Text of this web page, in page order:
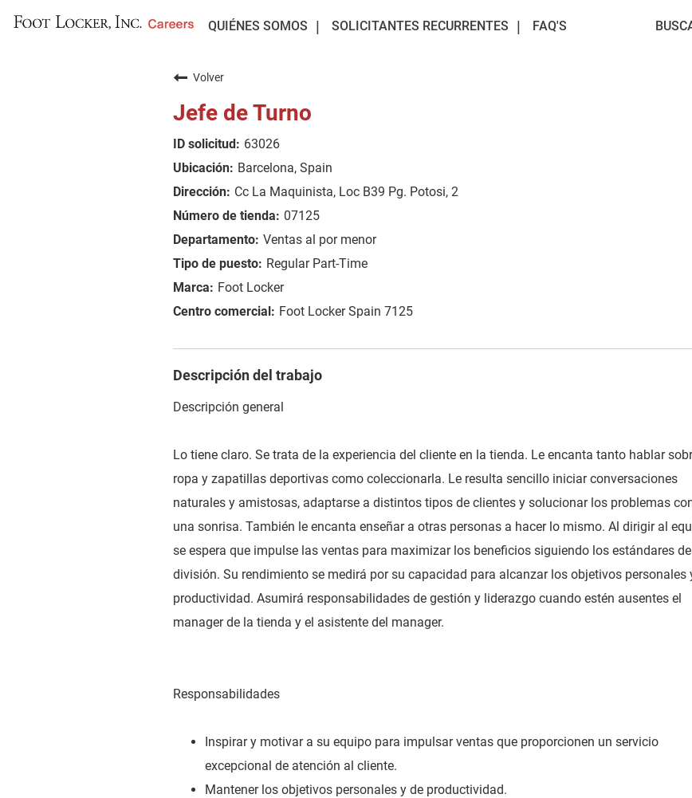
QUIÉNES SOMOS SOLICITANTES RECURRENTES FAQ'S
Volver
Jefe de Turno
63026
Barcelona, Spain
Cc La Maquinista, Loc B39 Pg. Potosi, 2
07125
Ventas al por menor
Regular Part-Time
Foot Locker
Foot Locker Spain 7125
Descripción del trabajo
Descripción general
Lo tiene claro. Se trata de la experiencia del cliente en la tienda. Le encanta tanto hablar
ropa y zapatillas deportivas como coleccionarla. Le resulta sencillo iniciar conversaciones
naturales y amistosas, adaptarse a distintos tipos de clientes y solucionar los problemas
una sonrisa. También le encanta enseñar a otras personas a hacer lo mismo. Al dirigir al
se espera que impulse las ventas para maximizar los beneficios siguiendo los estándares
división. Su rendimiento se medirá por su capacidad para alcanzar los objetivos personales
productividad. Asumirá responsabilidades de gestión y liderazgo cuando estén ausentes el
manager de la tienda y el asistente del manager.
Responsabilidades
Inspirar y motivar a su equipo para impulsar ventas que proporcionen un servicio
excepcional de atención al cliente.
Mantener los objetivos personales y de productividad.